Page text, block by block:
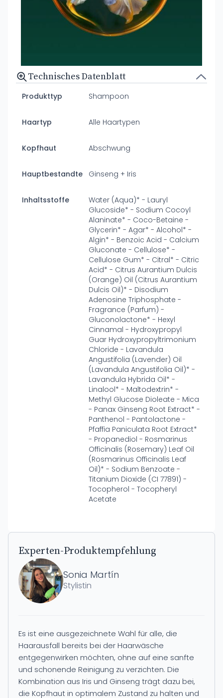
Technisches Datenblatt
Produkttyp Shampoon
Haartyp Alle Haartypen
Kopfhaut Abschwung
HauptbestandteileGinseng + Iris
Inhaltsstoffe
Water (Aqua)* - Lauryl
Glucoside* - Sodium Cocoyl
Alaninate* - Coco-Betaine -
Glycerin* - Agar* - Alcohol* -
Algin* - Benzoic Acid - Calcium
Gluconate - Cellulose* -
Cellulose Gum* - Citral* - Citric
Acid* - Citrus Aurantium Dulcis
(Orange) Oil (Citrus Aurantium
Dulcis Oil)* - Disodium
Adenosine Triphosphate -
Fragrance (Parfum) -
Gluconolactone* - Hexyl
Cinnamal - Hydroxypropyl
Guar Hydroxypropyltrimonium
Chloride - Lavandula
Angustifolia (Lavender) Oil
(Lavandula Angustifolia Oil)* -
Lavandula Hybrida Oil* -
Linalool* - Maltodextrin* -
Methyl Glucose Dioleate - Mica
- Panax Ginseng Root Extract* -
Panthenol - Pantolactone -
Pfaffia Paniculata Root Extract*
- Propanediol - Rosmarinus
Officinalis (Rosemary) Leaf Oil
(Rosmarinus Officinalis Leaf
Oil)* - Sodium Benzoate -
Titanium Dioxide (CI 77891) -
Tocopherol - Tocopheryl
Acetate
Experten-Produktempfehlung
Sonia Martín
Stylistin
Es ist eine ausgezeichnete Wahl für alle, die
Haarausfall bereits bei der Haarwäsche
entgegenwirken möchten, ohne auf eine sanfte
und schonende Reinigung zu verzichten. Die
Kombination aus Iris und Ginseng trägt dazu bei,
die Kopfhaut in optimalem Zustand zu halten und